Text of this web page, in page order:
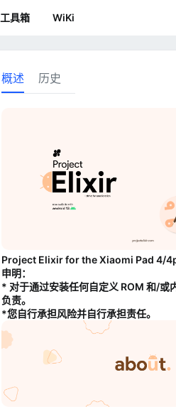
工具箱 WiKi
概述 历史
Project Elixir for the Xiaomi Pad 4/
申明：
* 对于通过安装任何自定义 ROM 和/或
负责。
*您自行承担风险并自行承担责任。